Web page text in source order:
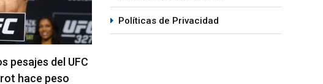
Quillan Salkilld es favorito para la
pelea estelar de UFC Vegas 120
Políticas de Privacidad